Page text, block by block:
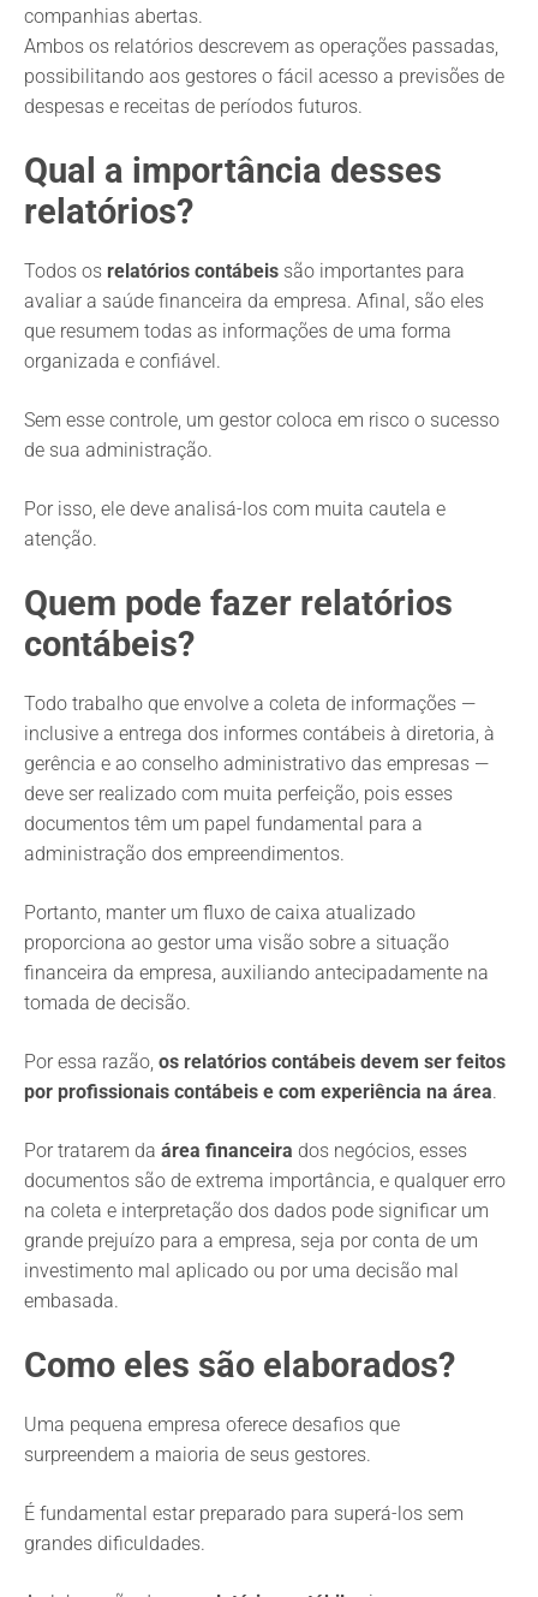
companhias abertas.
Ambos os relatórios descrevem as operações passadas,
possibilitando aos gestores o fácil acesso a previsões de
despesas e receitas de períodos futuros.
Qual a importância desses
relatórios?
Todos os relatórios contábeis são importantes para
avaliar a saúde financeira da empresa. Afinal, são eles
que resumem todas as informações de uma forma
organizada e confiável.
Sem esse controle, um gestor coloca em risco o sucesso
de sua administração.
Por isso, ele deve analisá-los com muita cautela e
atenção.
Quem pode fazer relatórios
contábeis?
Todo trabalho que envolve a coleta de informações —
inclusive a entrega dos informes contábeis à diretoria, à
gerência e ao conselho administrativo das empresas —
deve ser realizado com muita perfeição, pois esses
documentos têm um papel fundamental para a
administração dos empreendimentos.
Portanto, manter um fluxo de caixa atualizado
proporciona ao gestor uma visão sobre a situação
financeira da empresa, auxiliando antecipadamente na
tomada de decisão.
Por essa razão, os relatórios contábeis devem ser feitos
por profissionais contábeis e com experiência na área.
Por tratarem da área financeira dos negócios, esses
documentos são de extrema importância, e qualquer erro
na coleta e interpretação dos dados pode significar um
grande prejuízo para a empresa, seja por conta de um
investimento mal aplicado ou por uma decisão mal
embasada.
Como eles são elaborados?
Uma pequena empresa oferece desafios que
surpreendem a maioria de seus gestores.
É fundamental estar preparado para superá-los sem
grandes dificuldades.